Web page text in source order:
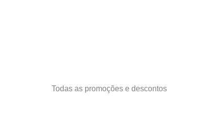
Todas as promoções e descontos